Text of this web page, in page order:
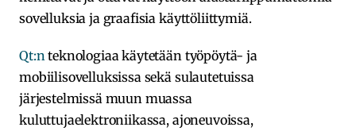
sovelluksia ja graafisia käyttöliittymiä.
Qt:n teknologiaa käytetään työpöytä- ja
mobiilisovelluksissa sekä sulautetuissa
järjestelmissä muun muassa
kuluttujaelektroniikassa, ajoneuvoissa,